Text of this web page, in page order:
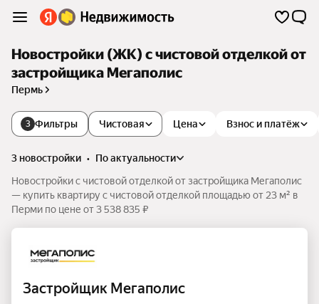
Новостройки (ЖК) с чистовой отделкой от
застройщика Мегаполис
Пермь
3 Фильтры Цена Взнос и платёж
Чистовая
3 новостройки •
по актуальности
Новостройки с чистовой отделкой от застройщика Мегаполис
— купить квартиру с чистовой отделкой площадью от 23 м² в
Перми по цене от 3 538 835 ₽
Застройщик Мегаполис